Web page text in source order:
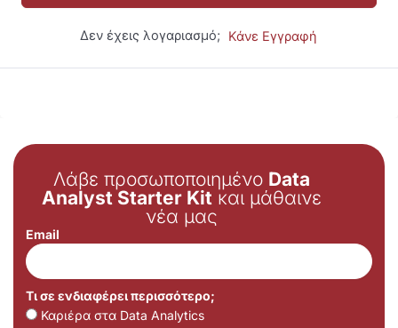
Δεν έχεις λογαριασμό; Κάνε Εγγραφή
Λάβε προσωποποιημένο Data
Analyst Starter Kit και μάθαινε
νέα μας
Email
Τι σε ενδιαφέρει περισσότερο;
Καριέρα στα Data Analytics